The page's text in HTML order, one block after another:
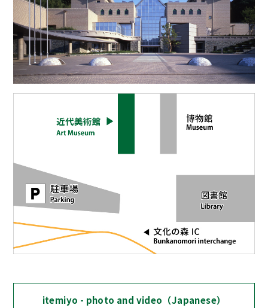
itemiyo - photo and video（Japanese）